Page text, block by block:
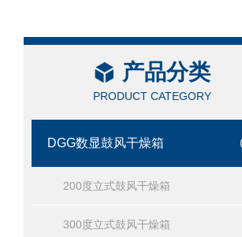
产品分类
PRODUCT CATEGORY
DGG数显鼓风干燥箱
200度立式鼓风干燥箱
300度立式鼓风干燥箱